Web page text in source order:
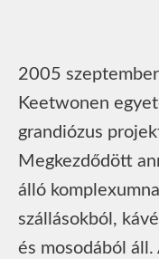
2005
Keetwonen
grandiózus
Megkezdődött
álló
szállásokból,
és mosodából